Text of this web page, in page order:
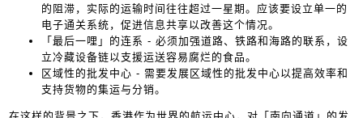
的阻滞，实际的运输时间往往超过一星期。应该要设立单一的
电子通关系统，促进信息共享以改善这个情况。
「最后一哩」的连系 - 必须加强道路、铁路和海路的联系，设
立冷藏设备链以支援运送容易腐烂的食品。
区域性的批发中心 - 需要发展区域性的批发中心以提高效率和
支持货物的集运与分销。